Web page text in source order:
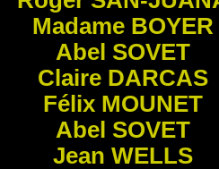
Madame BOYER
Abel SOVET
Claire DARCAS
Félix MOUNET
Abel SOVET
Jean WELLS